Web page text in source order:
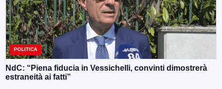
POLITICA
NdC: “Piena fiducia in Vessichelli, convinti dimostrerà
estraneità ai fatti”